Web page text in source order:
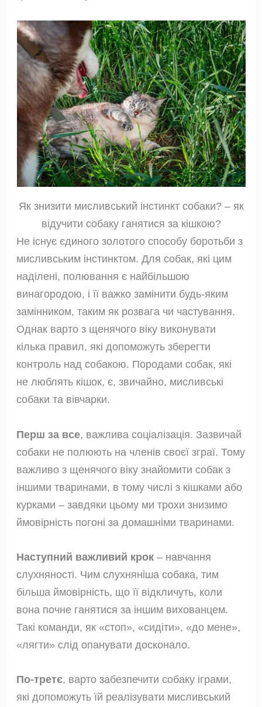
Як знизити мисливський інстинкт собаки? – як
відучити собаку ганятися за кішкою?
Не існує єдиного золотого способу боротьби з
мисливським інстинктом. Для собак, які цим
наділені, полювання є найбільшою
винагородою, і її важко замінити будь-яким
замінником, таким як розвага чи частування.
Однак варто з щенячого віку виконувати
кілька правил, які допоможуть зберегти
контроль над собакою. Породами собак, які
не люблять кішок, є, звичайно, мисливські
собаки та вівчарки.
Перш за все, важлива соціалізація. Зазвичай
собаки не полюють на членів своєї зграї. Тому
важливо з щенячого віку знайомити собак з
іншими тваринами, в тому числі з кішками або
курками – завдяки цьому ми трохи знизимо
ймовірність погоні за домашніми тваринами.
Наступний важливий крок – навчання
слухняності. Чим слухняніша собака, тим
більша ймовірність, що її відкличуть, коли
вона почне ганятися за іншим вихованцем.
Такі команди, як «стоп», «сидіти», «до мене»,
«лягти» слід опанувати досконало.
По-третє, варто забезпечити собаку іграми,
які допоможуть їй реалізувати мисливський